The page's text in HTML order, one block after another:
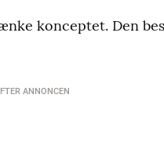
konceptet. Den
ANNONCEN